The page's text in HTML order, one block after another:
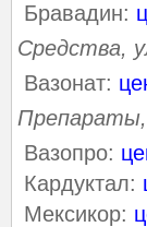
Бравадин:
Средства,
Вазонат:
Препараты,
Вазопро:
Кардуктал:
Мексикор: